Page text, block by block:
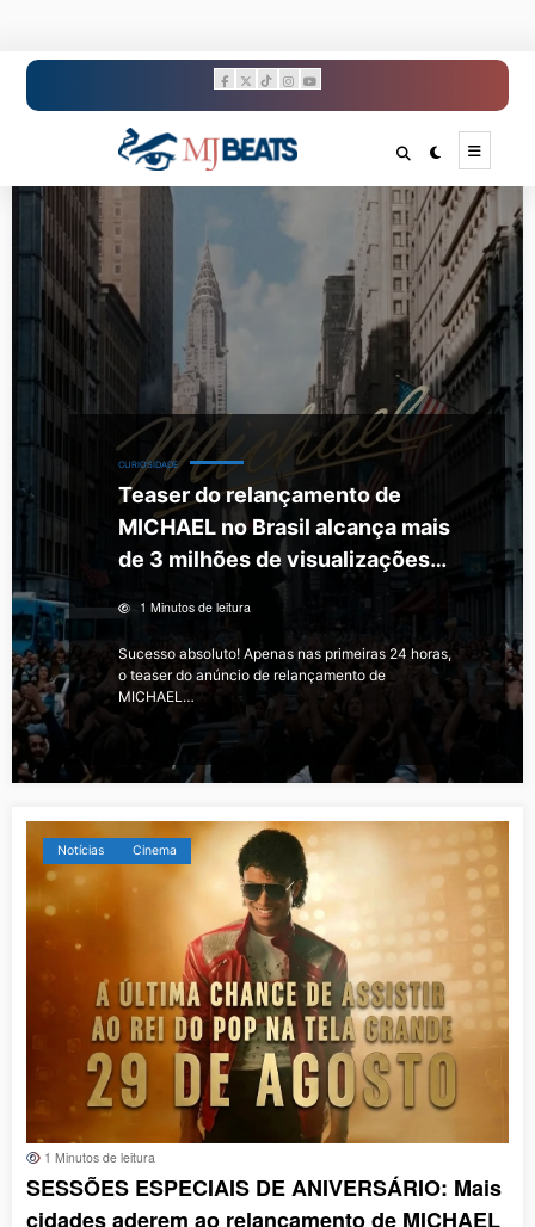
conteúdo
CURIOSIDADE
Teaser do relançamento de
MICHAEL no Brasil alcança mais
de 3 milhões de visualizações
1 Minutos de leitura
Sucesso absoluto! Apenas nas primeiras 24 horas,
o teaser do anúncio de relançamento de
MICHAEL…
Notícias Cinema
1 Minutos de leitura
SESSÕES ESPECIAIS DE ANIVERSÁRIO: Mais
cidades aderem ao relançamento de MICHAEL